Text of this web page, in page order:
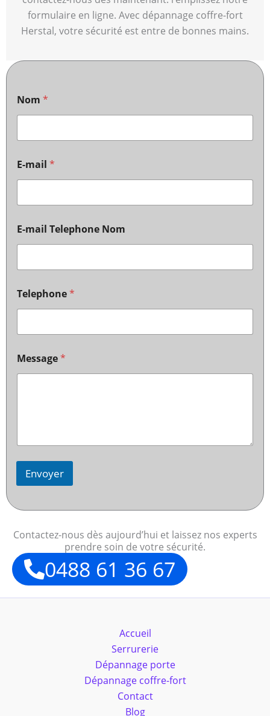
formulaire en ligne. Avec dépannage coffre-fort
Herstal, votre sécurité est entre de bonnes mains.
Nom *
E-mail *
E-mail Telephone Nom
Telephone*
Message*
Envoyer
Contactez-nous dès aujourd’hui et laissez nos experts
prendre soin de votre sécurité.
0488 61 36 67
Accueil
Serrurerie
Dépannage porte
Dépannage coffre-fort
Contact
Blog